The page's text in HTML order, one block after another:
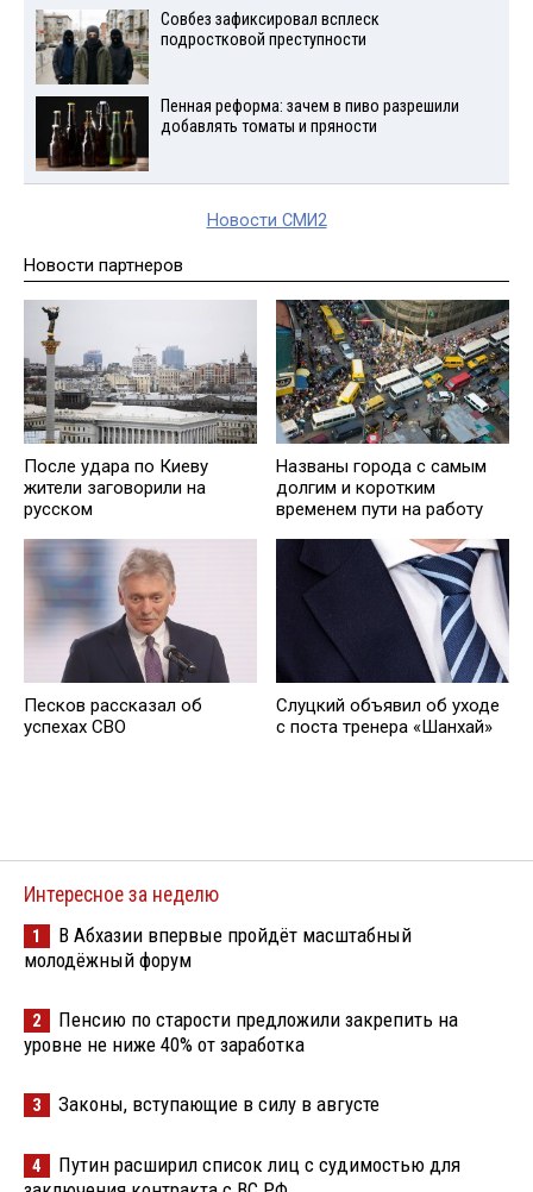
Совбез зафиксировал всплеск
подростковой преступности
Пенная реформа: зачем в пиво разрешили
добавлять томаты и пряности
Новости СМИ2
Новости партнеров
После удара по Киеву
жители заговорили на
русском
Названы города с самым
долгим и коротким
временем пути на работу
Песков рассказал об
успехах СВО
Слуцкий объявил об уходе
с поста тренера «Шанхай»
Интересное за неделю
1
В Абхазии впервые пройдёт масштабный
молодёжный форум
2
Пенсию по старости предложили закрепить на
уровне не ниже 40% от заработка
3 Законы, вступающие в силу в августе
4
Путин расширил список лиц с судимостью для